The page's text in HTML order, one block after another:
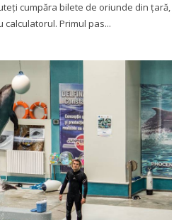
cumpăra bilete de oriunde din țară,
Primul pas...